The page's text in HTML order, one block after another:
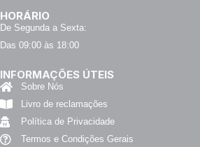
HORÁRIO
De Segunda a Sexta:
Das 09:00 às 18:00
INFORMAÇÕES ÚTEIS
Sobre Nós
Livro de reclamações
Política de Privacidade
Termos e Condições Gerais